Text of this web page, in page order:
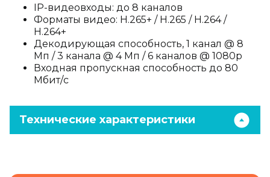
IP-видеовходы: до 8 каналов
Форматы видео: H.265+ / H.265 / H.264 /
H.264+
Декодирующая способность, 1 канал @ 8
Мп / 3 канала @ 4 Мп / 6 каналов @ 1080p
Входная пропускная способность до 80
Мбит/с
Технические характеристики